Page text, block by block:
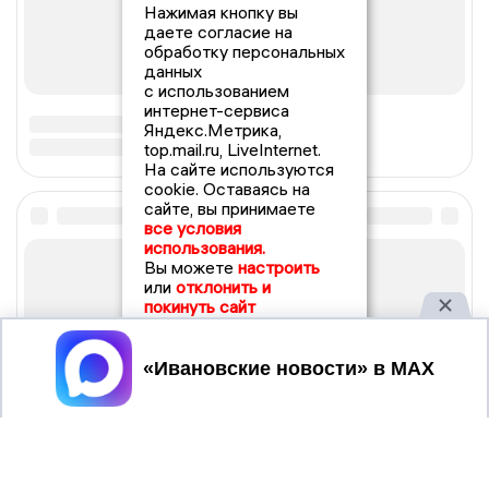
Нажимая кнопку вы
даете согласие на
обработку персональных
данных
с использованием
интернет-сервиса
Яндекс.Метрика,
top.mail.ru, LiveInternet.
На сайте используются
cookie. Оставаясь на
сайте, вы принимаете
все условия
использования.
Вы можете настроить
или отклонить и
покинуть сайт
Принять